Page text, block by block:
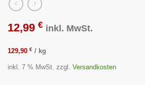
12,99 € inkl. MwSt.
129,90 € / kg
inkl. 7 % MwSt. zzgl. Versandkosten